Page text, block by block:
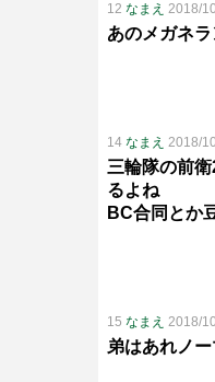
12 なまえ 2018/
あのメガネ
14 なまえ 2018/
三輪隊の前
るよね
BC合同とか
15 なまえ 2018/
弟はあれノ